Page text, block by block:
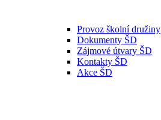
Provoz školní družiny
Dokumenty ŠD
Zájmové útvary ŠD
Kontakty ŠD
Akce ŠD